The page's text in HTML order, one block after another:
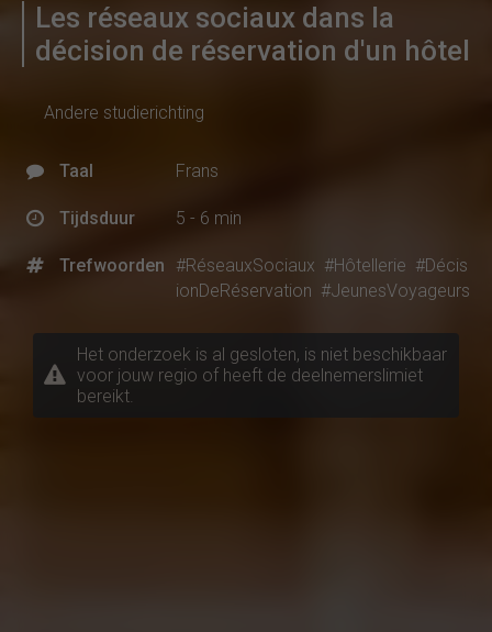
Les réseaux sociaux dans la
décision de réservation d'un hôtel
Andere studierichting
Taal Frans
Tijdsduur 5 - 6 min
Trefwoorden #RéseauxSociaux #Hôtellerie #Décis
ionDeRéservation #JeunesVoyageurs
Het onderzoek is al gesloten, is niet beschikbaar
voor jouw regio of heeft de deelnemerslimiet
bereikt.